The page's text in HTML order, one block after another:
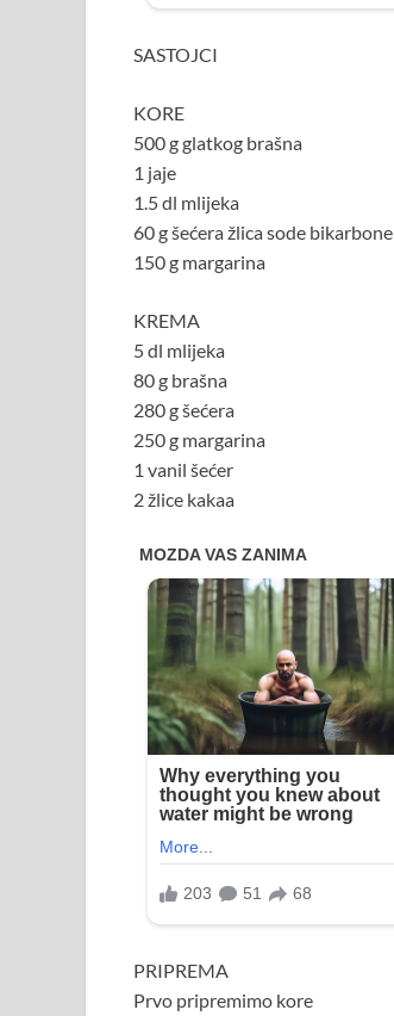
SASTOJCI
KORE
500 g glatkog brašna
1 jaje
1.5 dl mlijeka
60 g šećera žlica sode bikarbone
150 g margarina
KREMA
5 dl mlijeka
80 g brašna
280 g šećera
250 g margarina
1 vanil šećer
2 žlice kakaa
PRIPREMA
Prvo pripremimo kore